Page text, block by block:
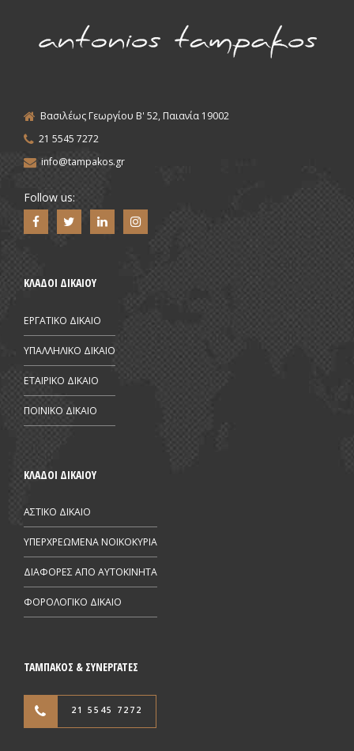
Βασιλέως Γεωργίου Β' 52, Παιανία 19002
21 5545 7272
info@tampakos.gr
Follow us:
ΚΛΑΔΟΙ ΔΙΚΑΙΟΥ
ΕΡΓΑΤΙΚΟ ΔΙΚΑΙΟ
ΥΠΑΛΛΗΛΙΚΟ ΔΙΚΑΙΟ
ΕΤΑΙΡΙΚΟ ΔΙΚΑΙΟ
ΠΟΙΝΙΚΟ ΔΙΚΑΙΟ
ΚΛΑΔΟΙ ΔΙΚΑΙΟΥ
ΑΣΤΙΚΟ ΔΙΚΑΙΟ
ΥΠΕΡΧΡΕΩΜΕΝΑ ΝΟΙΚΟΚΥΡΙΑ
ΔΙΑΦΟΡΕΣ ΑΠΟ AYTOKINHTA
ΦΟΡΟΛΟΓΙΚΟ ΔΙΚΑΙΟ
ΤΑΜΠΑΚΟΣ & ΣΥΝΕΡΓΑΤΕΣ
21 5545 7272